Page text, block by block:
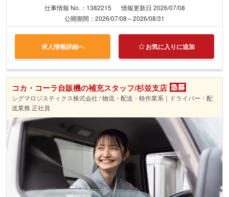
仕事情報 No.：1382215
情報更新日 2026/07/08
公開期間：2026/07/08～2026/08/31
求人情報詳細へ お気に入りに追加
コカ・コーラ自販機の補充スタッフ/杉並支店
シグマロジスティクス株式会社 / 物流・配送・軽作業系｜ドライバー・配
送業務 正社員